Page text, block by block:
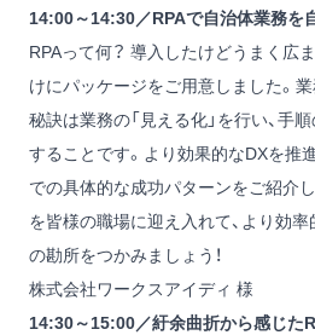
14:00～14:30／RPAで自治体業務を
RPAって何？ 導入したけどうまく広
けにパッケージをご用意しました。
秘訣は業務の「見える化」を行い、手
することです。より効果的なDXを推
での具体的な成功パターンをご紹介し
を皆様の職場に迎え入れて、より効
の勘所をつかみましょう！
株式会社ワークスアイディ 様
14:30～15:00／紆余曲折から感じた